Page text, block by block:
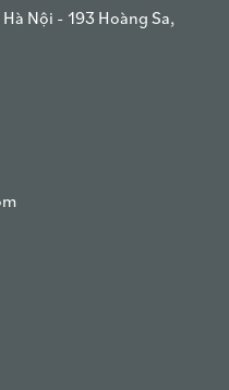
Nội - 193 Hoàng Sa,